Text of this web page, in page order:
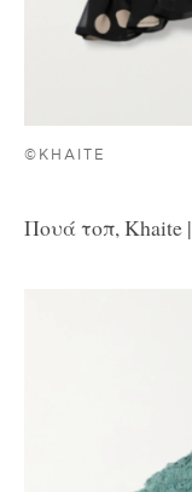
©KHAITE
Πουά τοπ, Khaite |